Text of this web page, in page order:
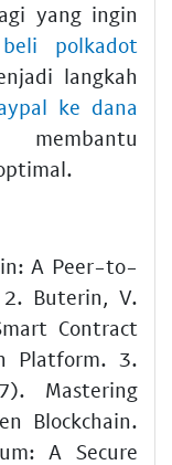
yang ingin
polkadot
langkah
ke dana
membantu
A Peer-to-
2. Buterin, V.
Contract
Platform. 3.
Mastering
Blockchain.
A Secure